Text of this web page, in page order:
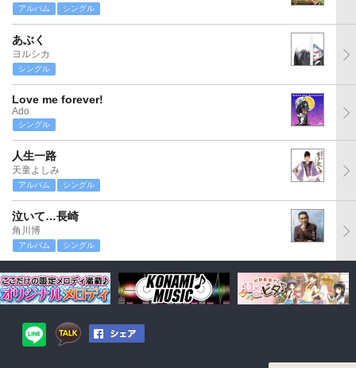
アルバム シングル
あぶく
ヨルシカ
シングル
Love me forever!
Ado
シングル
人生一路
天童よしみ
アルバム シングル
泣いて…長崎
角川博
アルバム シングル